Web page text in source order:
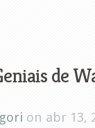
de
on abr 13,